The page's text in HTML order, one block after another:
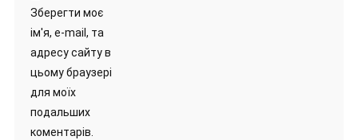
Зберегти моє
ім'я, e-mail, та
адресу сайту в
цьому браузері
для моїх
подальших
коментарів.